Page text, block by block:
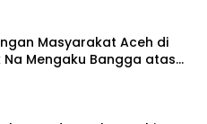
Masyarakat Aceh di
Na Mengaku Bangga atas
Aceh